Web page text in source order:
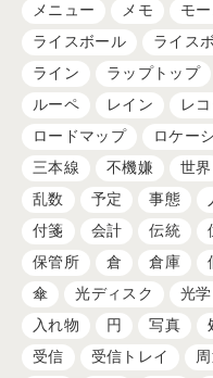
メニュー
メモ モ
ライスボール
ライス
ライン
ラップトップ
ルーペ
レイン レ
ロードマップ
ロケー
三本線
不機嫌 世界
乱数
予定 事態
付箋
会計 伝統
保管所
倉 倉庫
傘
光ディスク 光
入れ物
円 写真
受信
受信トレイ